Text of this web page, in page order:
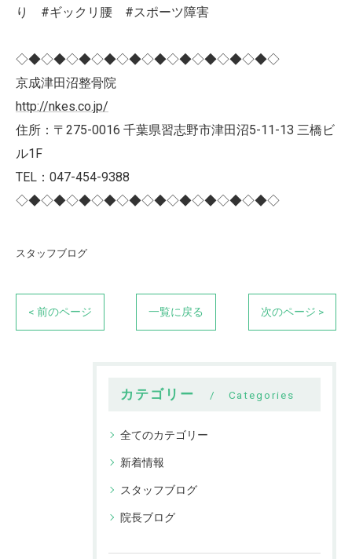
り #ギックリ腰 #スポーツ障害
◇◆◇◆◇◆◇◆◇◆◇◆◇◆◇◆◇◆◇◆◇
京成津田沼整骨院
http://nkes.co.jp/
住所：〒275-0016 千葉県習志野市津田沼5-11-13 三橋ビ
ル1F
TEL：047-454-9388
◇◆◇◆◇◆◇◆◇◆◇◆◇◆◇◆◇◆◇◆◇
スタッフブログ
< 前のページ 一覧に戻る 次のページ >
カテゴリー Categories
全てのカテゴリー
新着情報
スタッフブログ
院長ブログ